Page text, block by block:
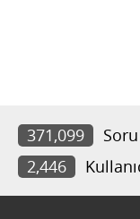
371,099 Soru
2,446